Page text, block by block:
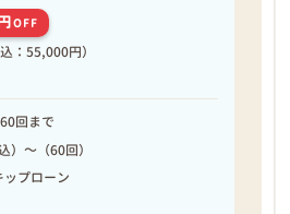
年02月26日
OFF
込：55,000円）
回まで
）～（60回）
プローン